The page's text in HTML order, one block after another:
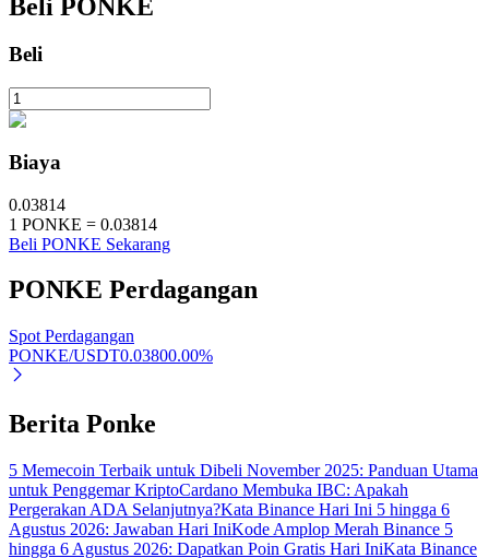
Pelajari Staking
Bitrue
AI
Beli PONKE
Beli
Biaya
0.03814
1 PONKE = 0.03814
Beli PONKE Sekarang
PONKE Perdagangan
Spot Perdagangan
PONKE/USDT0.03800.00%
Berita Ponke
5 Memecoin Terbaik untuk Dibeli November 2025: Panduan Utama
untuk Penggemar KriptoCardano Membuka IBC: Apakah
Pergerakan ADA Selanjutnya?Kata Binance Hari Ini 5 hingga 6
Agustus 2026: Jawaban Hari IniKode Amplop Merah Binance 5
hingga 6 Agustus 2026: Dapatkan Poin Gratis Hari IniKata Binance